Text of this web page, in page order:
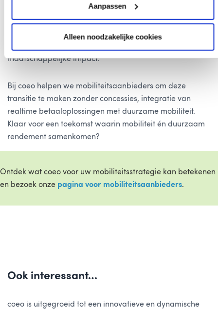
Aanpassen
Alleen noodzakelijke cookies
systemen tot lifecyclenanalyse: groen én winstgevend
gaan hand in hand. Voor CFO’s en financieel leiders
geldt: wie deze trends omarmt én uitbouwt, versterkt
maatschappelijke impact.
Bij coeo helpen we mobiliteitsaanbieders om deze
transitie te maken zonder concessies, integratie van
realtime betaaloplossingen met duurzame mobiliteit.
Klaar voor een toekomst waarin mobiliteit én duurzaam
rendement samenkomen?
Ontdek wat coeo voor uw mobiliteitsstrategie kan betekenen
en bezoek onze pagina voor mobiliteitsaanbieders.
Ook interessant…
coeo is uitgegroeid tot een innovatieve en dynamische